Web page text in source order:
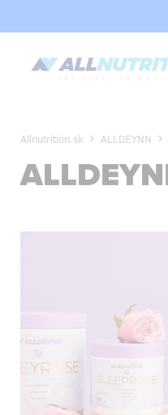
Allnutrition.sk ALLDEYNN